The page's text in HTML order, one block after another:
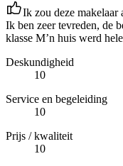
Ik zou deze makelaar
Ik ben zeer tevreden, de
klasse M’n huis werd
Deskundigheid
10
Service en begeleiding
10
Prijs / kwaliteit
10